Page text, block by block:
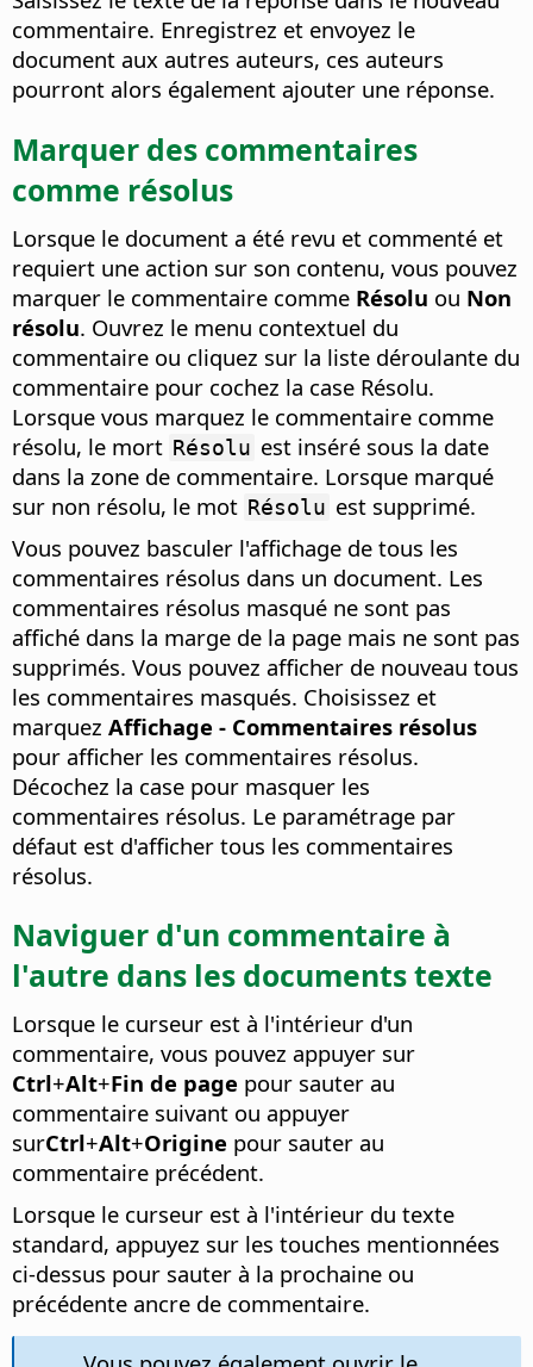
commentaire. Enregistrez et envoyez le
document aux autres auteurs, ces auteurs
pourront alors également ajouter une réponse.
Marquer des commentaires
comme résolus
Lorsque le document a été revu et commenté et
requiert une action sur son contenu, vous pouvez
marquer le commentaire comme Résolu ou Non
résolu. Ouvrez le menu contextuel du
commentaire ou cliquez sur la liste déroulante du
commentaire pour cochez la case Résolu.
Lorsque vous marquez le commentaire comme
résolu, le mort Résolu est inséré sous la date
dans la zone de commentaire. Lorsque marqué
sur non résolu, le mot Résolu est supprimé.
Vous pouvez basculer l'affichage de tous les
commentaires résolus dans un document. Les
commentaires résolus masqué ne sont pas
affiché dans la marge de la page mais ne sont pas
supprimés. Vous pouvez afficher de nouveau tous
les commentaires masqués. Choisissez et
marquez Affichage - Commentaires résolus
pour afficher les commentaires résolus.
Décochez la case pour masquer les
commentaires résolus. Le paramétrage par
défaut est d'afficher tous les commentaires
résolus.
Naviguer d'un commentaire à
l'autre dans les documents texte
Lorsque le curseur est à l'intérieur d'un
commentaire, vous pouvez appuyer sur
Ctrl+Alt+Fin de page pour sauter au
commentaire suivant ou appuyer
surCtrl+Alt+Origine pour sauter au
commentaire précédent.
Lorsque le curseur est à l'intérieur du texte
standard, appuyez sur les touches mentionnées
ci-dessus pour sauter à la prochaine ou
précédente ancre de commentaire.